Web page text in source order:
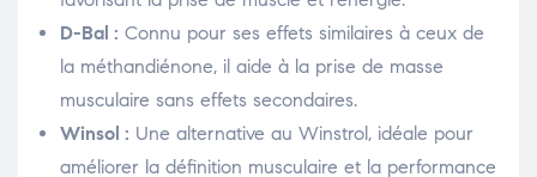
D-Bal : Connu pour ses effets similaires à ceux de
la méthandiénone, il aide à la prise de masse
musculaire sans effets secondaires.
Winsol : Une alternative au Winstrol, idéale pour
améliorer la définition musculaire et la performance